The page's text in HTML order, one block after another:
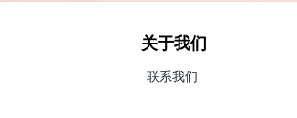
关于我们
联系我们